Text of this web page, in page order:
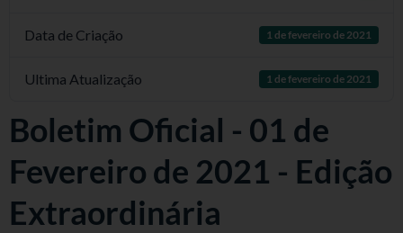
Data de Criação 1 de fevereiro de 2021
Ultima Atualização 1 de fevereiro de 2021
Boletim Oficial - 01 de
Fevereiro de 2021 - Edição
Extraordinária